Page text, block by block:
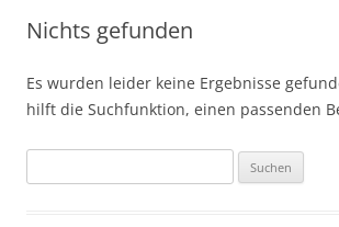
Nichts gefunden
Es wurden leider keine Ergebnisse
hilft die Suchfunktion, einen passenden
nach: